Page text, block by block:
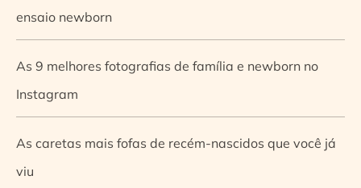
ensaio newborn
As 9 melhores fotografias de família e newborn no
Instagram
As caretas mais fofas de recém-nascidos que você já
viu